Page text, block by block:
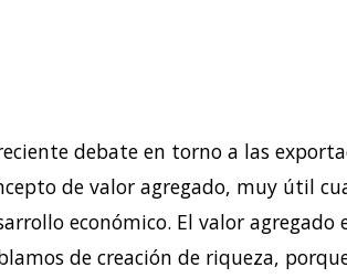
debate en torno a las
de valor agregado, muy útil
económico. El valor
de creación de riqueza,